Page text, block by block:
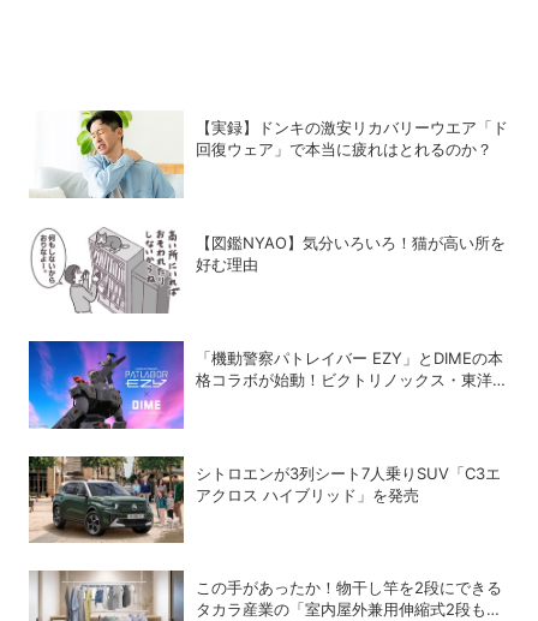
【実録】ドンキの激安リカバリーウエア「ド
回復ウェア」で本当に疲れはとれるのか？
【図鑑NYAO】気分いろいろ！猫が高い所を
好む理由
「機動警察パトレイバー EZY」とDIMEの本
格コラボが始動！ビクトリノックス・東洋ス
シトロエンが3列シート7人乗りSUV「C3エ
アクロス ハイブリッド」を発売
この手があったか！物干し竿を2段にできる
タカラ産業の「室内屋外兼用伸縮式2段もの